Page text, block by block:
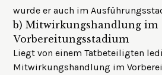
wurde er auch im
b) Mitwirkungshandlung im
Vorbereitungsstadium
Liegt von einem Tatbeteiligten
Mitwirkungshandlung im